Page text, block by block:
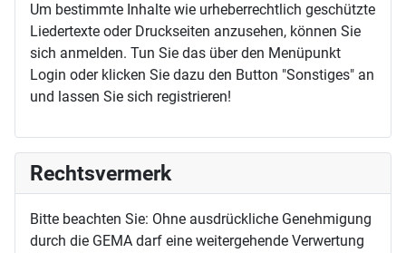
Um bestimmte Inhalte wie urheberrechtlich geschützte
Liedertexte oder Druckseiten anzusehen, können Sie
sich anmelden. Tun Sie das über den Menüpunkt
Login oder klicken Sie dazu den Button "Sonstiges" an
und lassen Sie sich registrieren!
Rechtsvermerk
Bitte beachten Sie: Ohne ausdrückliche Genehmigung
durch die GEMA darf eine weitergehende Verwertung